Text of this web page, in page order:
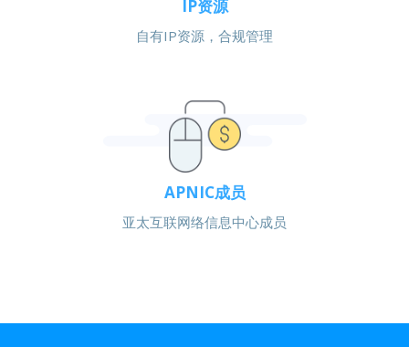
IP资源
自有IP资源，合规管理
APNIC成员
亚太互联网络信息中心成员